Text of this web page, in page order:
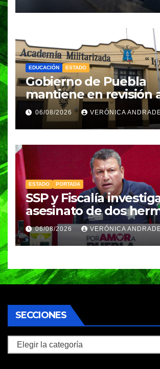
EDUCACIÓN ESTADO
Gobierno de Puebla
mantiene en revisión
Academia Militarizada
seguir operando:
06/08/2026 VERÓNICA
ESTADO PORTADA
SSP y Fiscalía
asesinato de dos
en Huixcolotla;
seguridad en la
Abasto
06/08/2026 VERÓNICA
SECCIONES
Secciones